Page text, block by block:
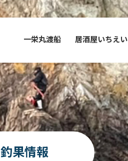
一栄丸渡船 居酒屋いちえい
釣果情報